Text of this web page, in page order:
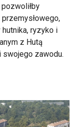
ryzyko i
z Hutą
zawodu.